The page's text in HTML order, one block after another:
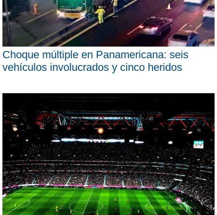
Choque múltiple en Panamericana: seis
vehículos involucrados y cinco heridos